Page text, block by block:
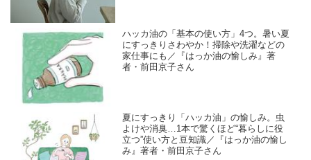
ハッカ油の「基本の使い方」4つ。暑い夏
にすっきりさわやか！掃除や洗濯などの
家仕事にも／『はっか油の愉しみ』著
者・前田京子さん
夏にすっきり「ハッカ油」の愉しみ。虫
よけや消臭…1本で驚くほど“暮らしに役
立つ”使い方と豆知識／『はっか油の愉し
み』著者・前田京子さん